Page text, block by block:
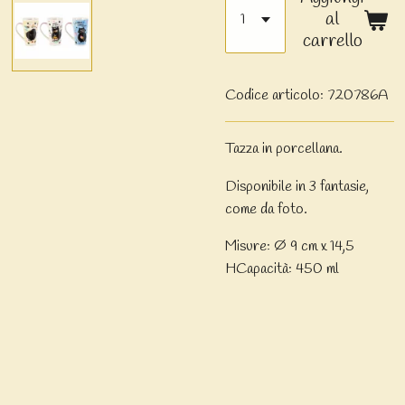
al
carrello
Codice articolo: 720786A
Tazza in porcellana.
Disponibile in 3 fantasie,
come da foto.
Misure: Ø 9 cm x 14,5
HCapacità: 450 ml